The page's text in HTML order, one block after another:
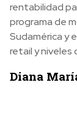
rentabilidad
programa de
Sudamérica y
retail y niveles
Diana